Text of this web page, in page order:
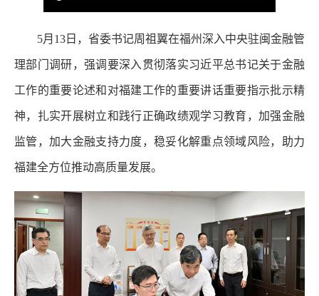
5月13日，省委书记周祖翼在福州深入中央驻闽金融管
理部门调研，强调要深入贯彻落实习近平总书记关于金融
工作的重要论述和对福建工作的重要讲话重要指示批示精
神，扎实开展树立和践行正确政绩观学习教育，加强金融
监管，加大金融支持力度，稳妥化解重点领域风险，助力
福建全方位推动高质量发展。